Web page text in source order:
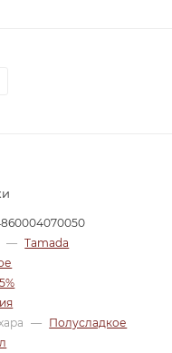
— Tamada
— Полусладкое